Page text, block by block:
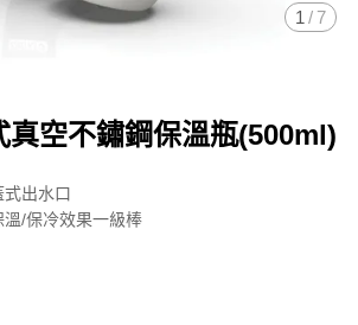
1 / 7
真空不鏽鋼保溫瓶(500ml)
出水口
/保冷效果一級棒